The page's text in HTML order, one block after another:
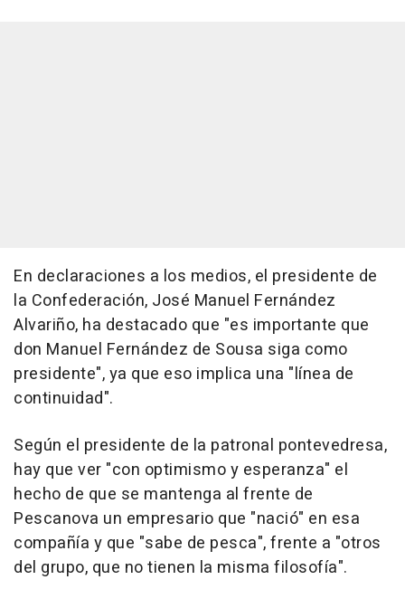
En declaraciones a los medios, el presidente de
la Confederación, José Manuel Fernández
Alvariño, ha destacado que "es importante que
don Manuel Fernández de Sousa siga como
presidente", ya que eso implica una "línea de
continuidad".
Según el presidente de la patronal pontevedresa,
hay que ver "con optimismo y esperanza" el
hecho de que se mantenga al frente de
Pescanova un empresario que "nació" en esa
compañía y que "sabe de pesca", frente a "otros
del grupo, que no tienen la misma filosofía".